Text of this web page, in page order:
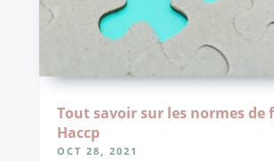
Tout savoir sur les normes de
Haccp
OCT 28, 2021